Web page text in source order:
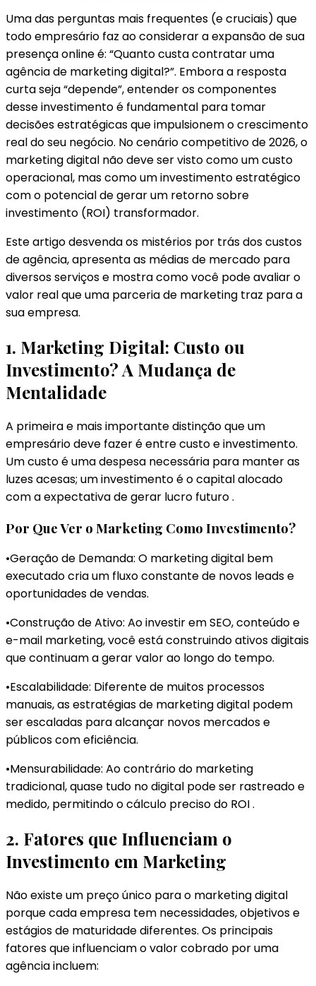
Uma das perguntas mais frequentes (e cruciais) que
todo empresário faz ao considerar a expansão de sua
presença online é: “Quanto custa contratar uma
agência de marketing digital?”. Embora a resposta
curta seja “depende”, entender os componentes
desse investimento é fundamental para tomar
decisões estratégicas que impulsionem o crescimento
real do seu negócio. No cenário competitivo de 2026, o
marketing digital não deve ser visto como um custo
operacional, mas como um investimento estratégico
com o potencial de gerar um retorno sobre
investimento (ROI) transformador.
Este artigo desvenda os mistérios por trás dos custos
de agência, apresenta as médias de mercado para
diversos serviços e mostra como você pode avaliar o
valor real que uma parceria de marketing traz para a
sua empresa.
1. Marketing Digital: Custo ou
Investimento? A Mudança de
Mentalidade
A primeira e mais importante distinção que um
empresário deve fazer é entre custo e investimento.
Um custo é uma despesa necessária para manter as
luzes acesas; um investimento é o capital alocado
com a expectativa de gerar lucro futuro .
Por Que Ver o Marketing Como Investimento?
•Geração de Demanda: O marketing digital bem
executado cria um fluxo constante de novos leads e
oportunidades de vendas.
•Construção de Ativo: Ao investir em SEO, conteúdo e
e-mail marketing, você está construindo ativos digitais
que continuam a gerar valor ao longo do tempo.
•Escalabilidade: Diferente de muitos processos
manuais, as estratégias de marketing digital podem
ser escaladas para alcançar novos mercados e
públicos com eficiência.
•Mensurabilidade: Ao contrário do marketing
tradicional, quase tudo no digital pode ser rastreado e
medido, permitindo o cálculo preciso do ROI .
2. Fatores que Influenciam o
Investimento em Marketing
Não existe um preço único para o marketing digital
porque cada empresa tem necessidades, objetivos e
estágios de maturidade diferentes. Os principais
fatores que influenciam o valor cobrado por uma
agência incluem: